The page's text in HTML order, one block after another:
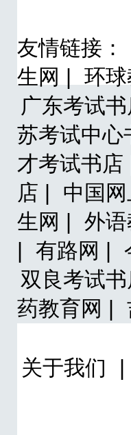
友情链接：
生网 |
环球
广东考试书
苏考试中心
才考试书店 |
店 |
中国
生网 |
外语
有路网 |
双良考试书
药教育网 |
关于我们